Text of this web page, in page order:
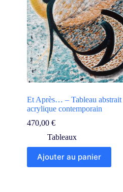
Et Après… – Tableau abstrait
acrylique contemporain
470,00 €
Tableaux
Ajouter au panier